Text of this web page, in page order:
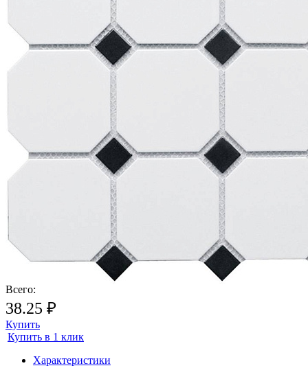
1 упаковка = 1.8 м2 = 20 шт.
Площадь поверхности, м2
Запас на подрезку, %
Почему метраж округляется в большую сторону?
Плитка продается поштучно
(покомплектно), поэтому происходит округление метража плитки.
Всего:
38.25 ₽
Купить
Купить в 1 клик
Характеристики